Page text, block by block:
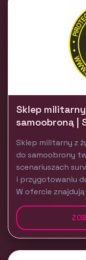
Sklep
samoobroną |
Sklep militarny z
do samoobrony
scenariuszach
i przygotowaniu
W ofercie znajdują